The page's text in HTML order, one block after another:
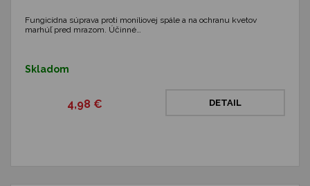
Fungicídna súprava proti moníliovej spále a na ochranu kvetov
marhúľ pred mrazom. Účinné…
Skladom
4,98 € DETAIL